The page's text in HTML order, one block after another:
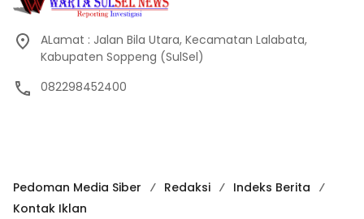
ALamat : Jalan Bila Utara, Kecamatan Lalabata,
Kabupaten Soppeng (SulSel)
082298452400
Pedoman Media Siber Redaksi
Indeks Berita
Kontak Iklan